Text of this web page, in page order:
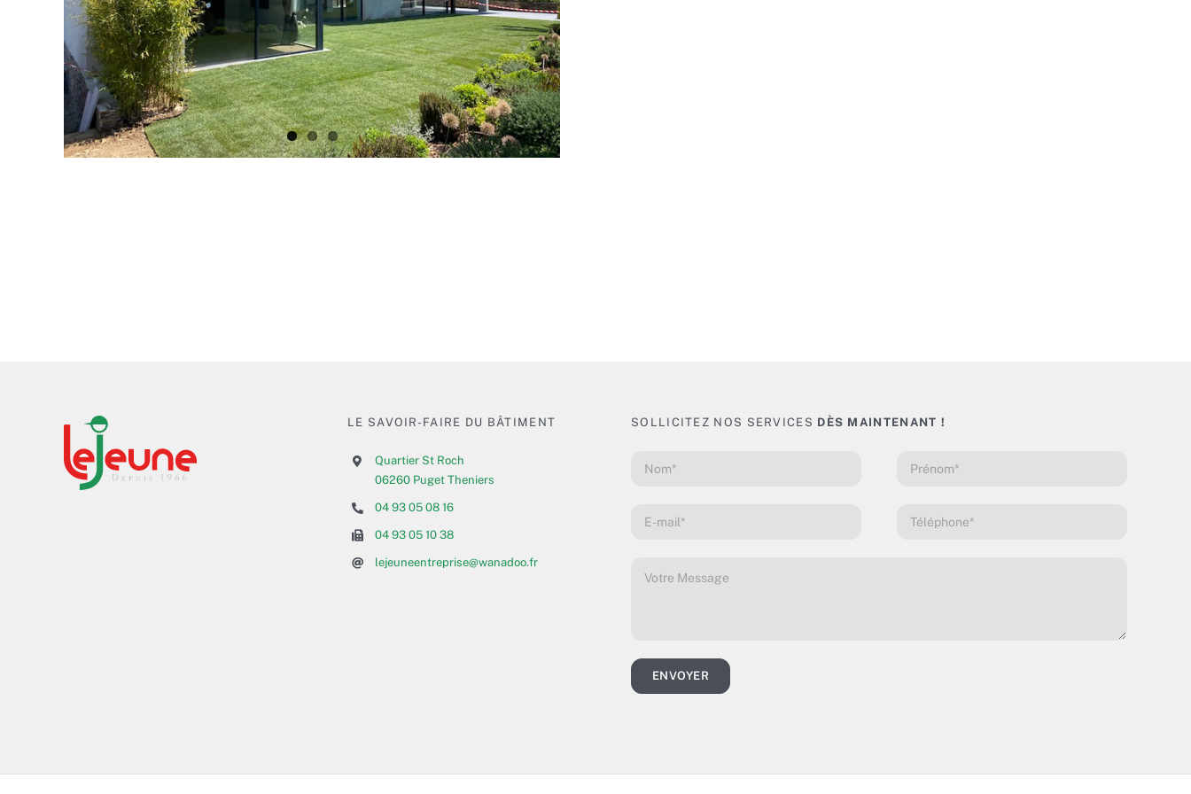
LE SAVOIR-FAIRE DU BÂTIMENT
Quartier St Roch
06260 Puget Theniers
04 93 05 08 16
04 93 05 10 38
lejeuneentreprise@wanadoo.fr
SOLLICITEZ NOS SERVICES DÈS MAINTENANT !
ENVOYER